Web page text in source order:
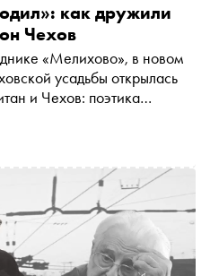
как дружили
Чехов
«Мелихово», в новом
усадьбы открылась
и Чехов: поэтика
и музея-
дружеские
необычные факты из